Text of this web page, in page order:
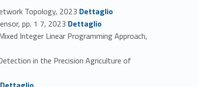
Topology, 2023 Link identifier #identifier_person_157112-32
Dettaglio
pp. 1 7, 2023 Link identifier #identifier_person_74616-33
Dettaglio
Integer Linear Programming Approach,
in the Precision Agriculture of
Link identifier #identifier_person_129462-36